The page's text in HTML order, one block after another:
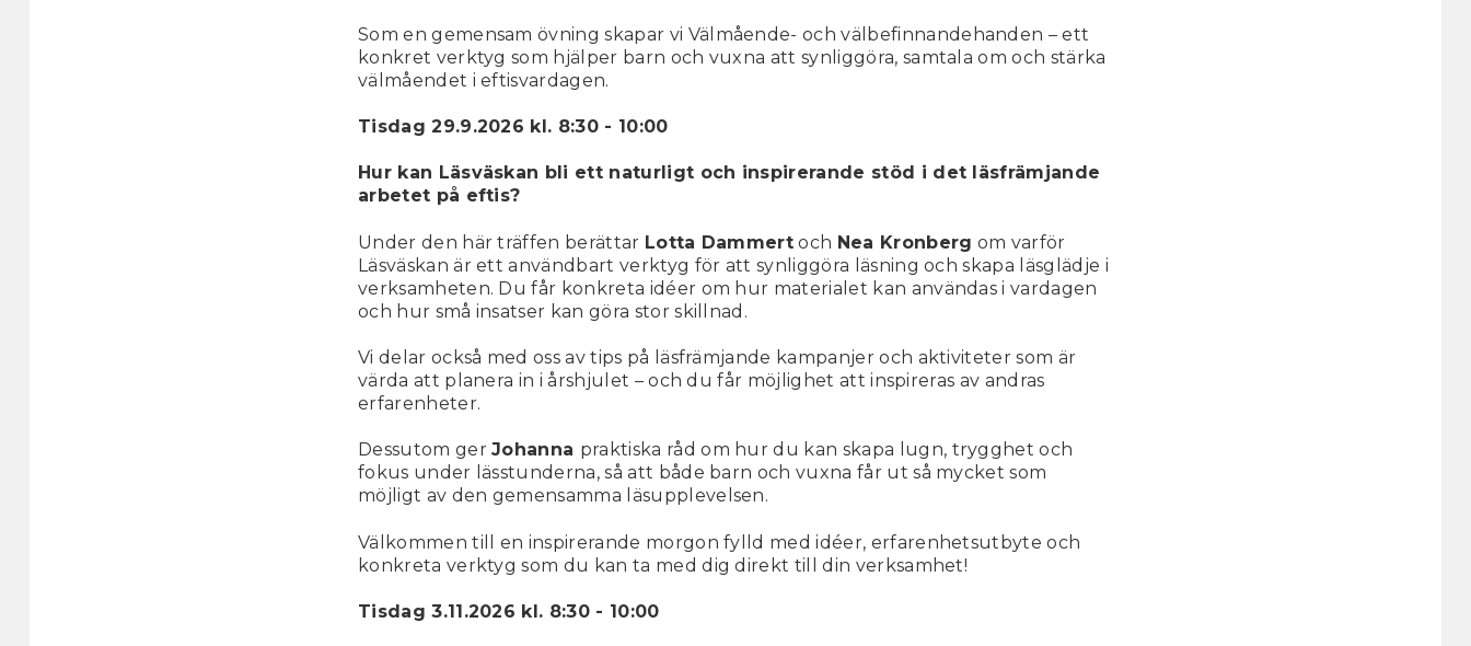
Som en gemensam övning skapar vi Välmående- och välbefinnandehanden – ett
konkret verktyg som hjälper barn och vuxna att synliggöra, samtala om och stärka
välmåendet i eftisvardagen.
Tisdag 29.9.2026 kl. 8:30 - 10:00
Hur kan Läsväskan bli ett naturligt och inspirerande stöd i det läsfrämjande
arbetet på eftis?
Under den här träffen berättar Lotta Dammert och Nea Kronberg om varför
Läsväskan är ett användbart verktyg för att synliggöra läsning och skapa läsglädje i
verksamheten. Du får konkreta idéer om hur materialet kan användas i vardagen
och hur små insatser kan göra stor skillnad.
Vi delar också med oss av tips på läsfrämjande kampanjer och aktiviteter som är
värda att planera in i årshjulet – och du får möjlighet att inspireras av andras
erfarenheter.
Dessutom gerJohanna praktiska råd om hur du kan skapa lugn, trygghet och
fokus under lässtunderna, så att både barn och vuxna får ut så mycket som
möjligt av den gemensamma läsupplevelsen.
Välkommen till en inspirerande morgon fylld med idéer, erfarenhetsutbyte och
konkreta verktyg som du kan ta med dig direkt till din verksamhet!
Tisdag 3.11.2026 kl. 8:30 - 10:00